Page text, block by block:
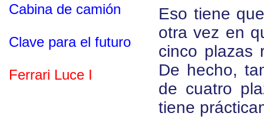
Cabina de camión
Clave para el futuro
Ferrari Luce I
Eso tiene
otra vez en
cinco plazas
De hecho,
de cuatro
tiene